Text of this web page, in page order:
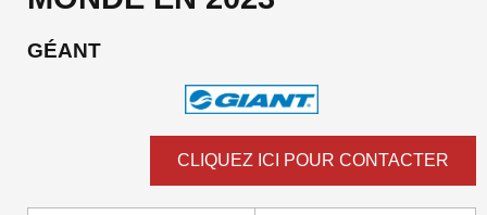
GÉANT
CLIQUEZ ICI POUR CONTACTER